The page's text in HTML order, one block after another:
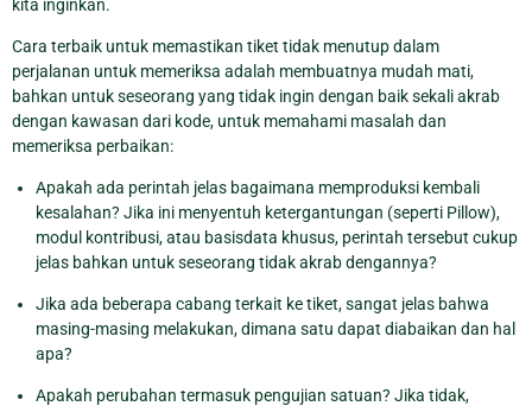
kita inginkan.
Cara terbaik untuk memastikan tiket tidak menutup dalam
perjalanan untuk memeriksa adalah membuatnya mudah mati,
bahkan untuk seseorang yang tidak ingin dengan baik sekali akrab
dengan kawasan dari kode, untuk memahami masalah dan
memeriksa perbaikan:
Apakah ada perintah jelas bagaimana memproduksi kembali
kesalahan? Jika ini menyentuh ketergantungan (seperti Pillow),
modul kontribusi, atau basisdata khusus, perintah tersebut cukup
jelas bahkan untuk seseorang tidak akrab dengannya?
Jika ada beberapa cabang terkait ke tiket, sangat jelas bahwa
masing-masing melakukan, dimana satu dapat diabaikan dan hal
apa?
Apakah perubahan termasuk pengujian satuan? Jika tidak,